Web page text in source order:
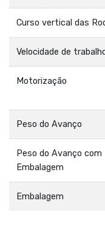
Curso vertical das
Velocidade de
Motorização
Peso do Avanço
Peso do Avanço com
Embalagem
Embalagem